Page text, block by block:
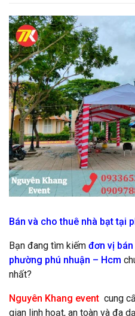
Bán và cho thuê nhà bạt tại
Bạn đang tìm kiếm đơn vị
phường phú nhuận – Hcm
nhất?
Nguyên Khang event cung
gian linh hoạt, an toàn và đa